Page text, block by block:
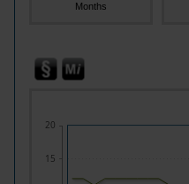
Months
15
20